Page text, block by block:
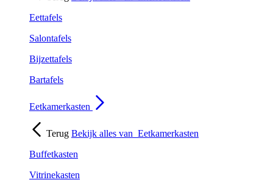
Eettafels
Salontafels
Bijzettafels
Bartafels
Eetkamerkasten
Terug Bekijk alles van Eetkamerkasten
Buffetkasten
Vitrinekasten